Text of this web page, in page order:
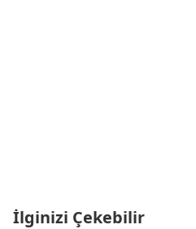
İlginizi Çekebilir